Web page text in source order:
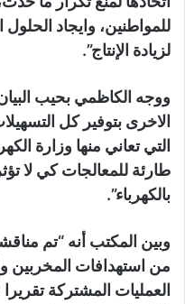
للمواطنين، وايجاد
لزيادة الإنتاج”.
ووجه الكاظمي بحيب
الاخرى بتوفير كل
التي تعاني منها وزارة
طارئة للمعالجات كي لا
بالكهرباء”.
وبين المكتب أنه “تم
من استهدافات المخربين
العمليات المشتركة تقريرا